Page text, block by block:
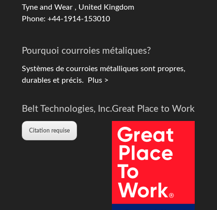
Tyne and Wear , United Kingdom
Phone: +44-1914-153010
Pourquoi courroies métaliques?
Systèmes de courroies métalliques sont propres,
durables et précis. Plus >
Belt Technologies, Inc.
Citation requise
Great Place to Work